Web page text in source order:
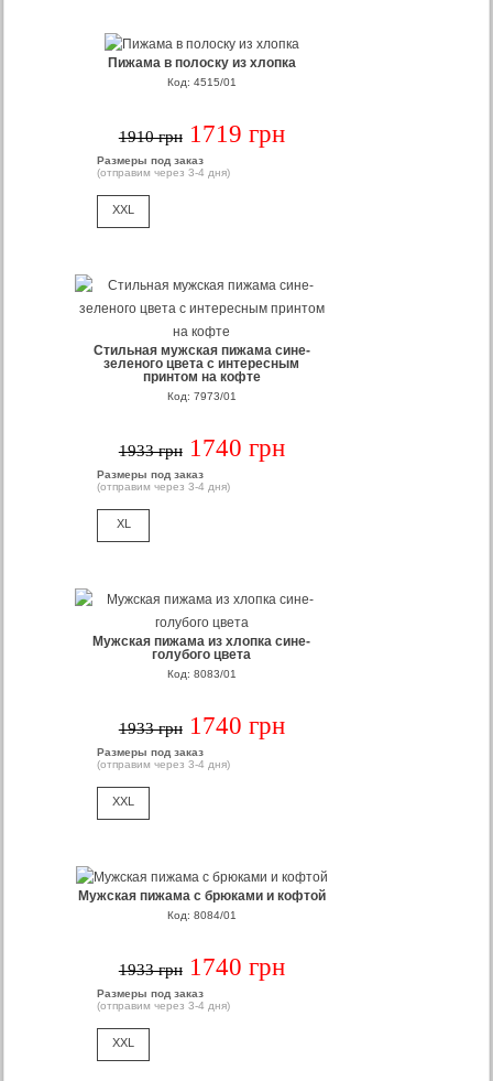
Пижама в полоску из хлопка
Код: 4515/01
1910 грн 1719 грн
Размеры под заказ
(отправим через 3-4 дня)
XXL
Стильная мужская пижама сине-
зеленого цвета с интересным
принтом на кофте
Код: 7973/01
1933 грн 1740 грн
Размеры под заказ
(отправим через 3-4 дня)
XL
Мужская пижама из хлопка сине-
голубого цвета
Код: 8083/01
1933 грн 1740 грн
Размеры под заказ
(отправим через 3-4 дня)
XXL
Мужская пижама с брюками и кофтой
Код: 8084/01
1933 грн 1740 грн
Размеры под заказ
(отправим через 3-4 дня)
XXL